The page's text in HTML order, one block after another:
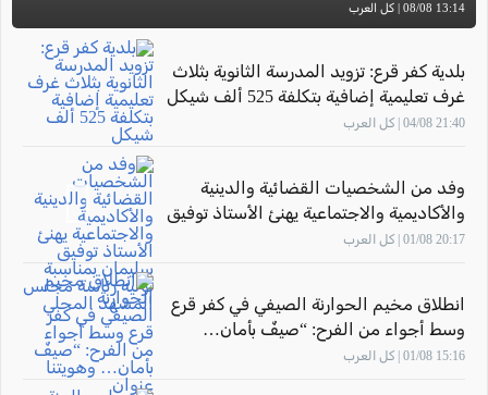
13:14 08/08 | كل العرب
بلدية كفر قرع: تزويد المدرسة الثانوية بثلاث
غرف تعليمية إضافية بتكلفة 525 ألف شيكل
21:40 04/08 | كل العرب
وفد من الشخصيات القضائية والدينية
والأكاديمية والاجتماعية يهنئ الأستاذ توفيق
سليمان بمناسبة توليه رئاسة مجلس
20:17 01/08 | كل العرب
انطلاق مخيم الحوارنة الصيفي في كفر قرع
وسط أجواء من الفرح: “صيفٌ بأمان…
وهويتنا عنوان"
15:16 01/08 | كل العرب